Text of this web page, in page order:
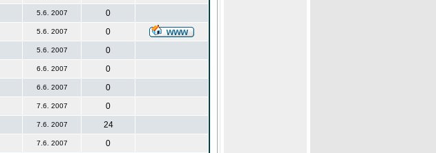
5.6. 2007
0
5.6. 2007
0
5.6. 2007
0
6.6. 2007
0
6.6. 2007
0
7.6. 2007
0
7.6. 2007
24
7.6. 2007
0